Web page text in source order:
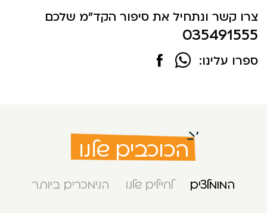
צרו קשר ונתחיל את סיפור הקד"מ שלכם
035491555
ספרו עלינו:
הכוכבים שלנו
המומלצים לחיילים שלנו הנימכרים ביותר